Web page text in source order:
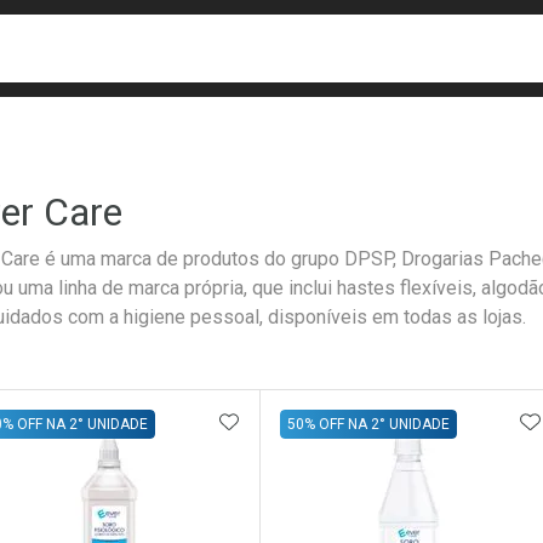
Care
é uma marca de produtos do grupo DPSP, Drogarias
uma linha de marca própria, que inclui hastes flexíveis,
com a higiene pessoal, disponíveis em todas as lojas.
OFF NA 2° UNIDADE ADICIONAR AOS FAVORITOS
50% OFF NA 2° UNIDADE